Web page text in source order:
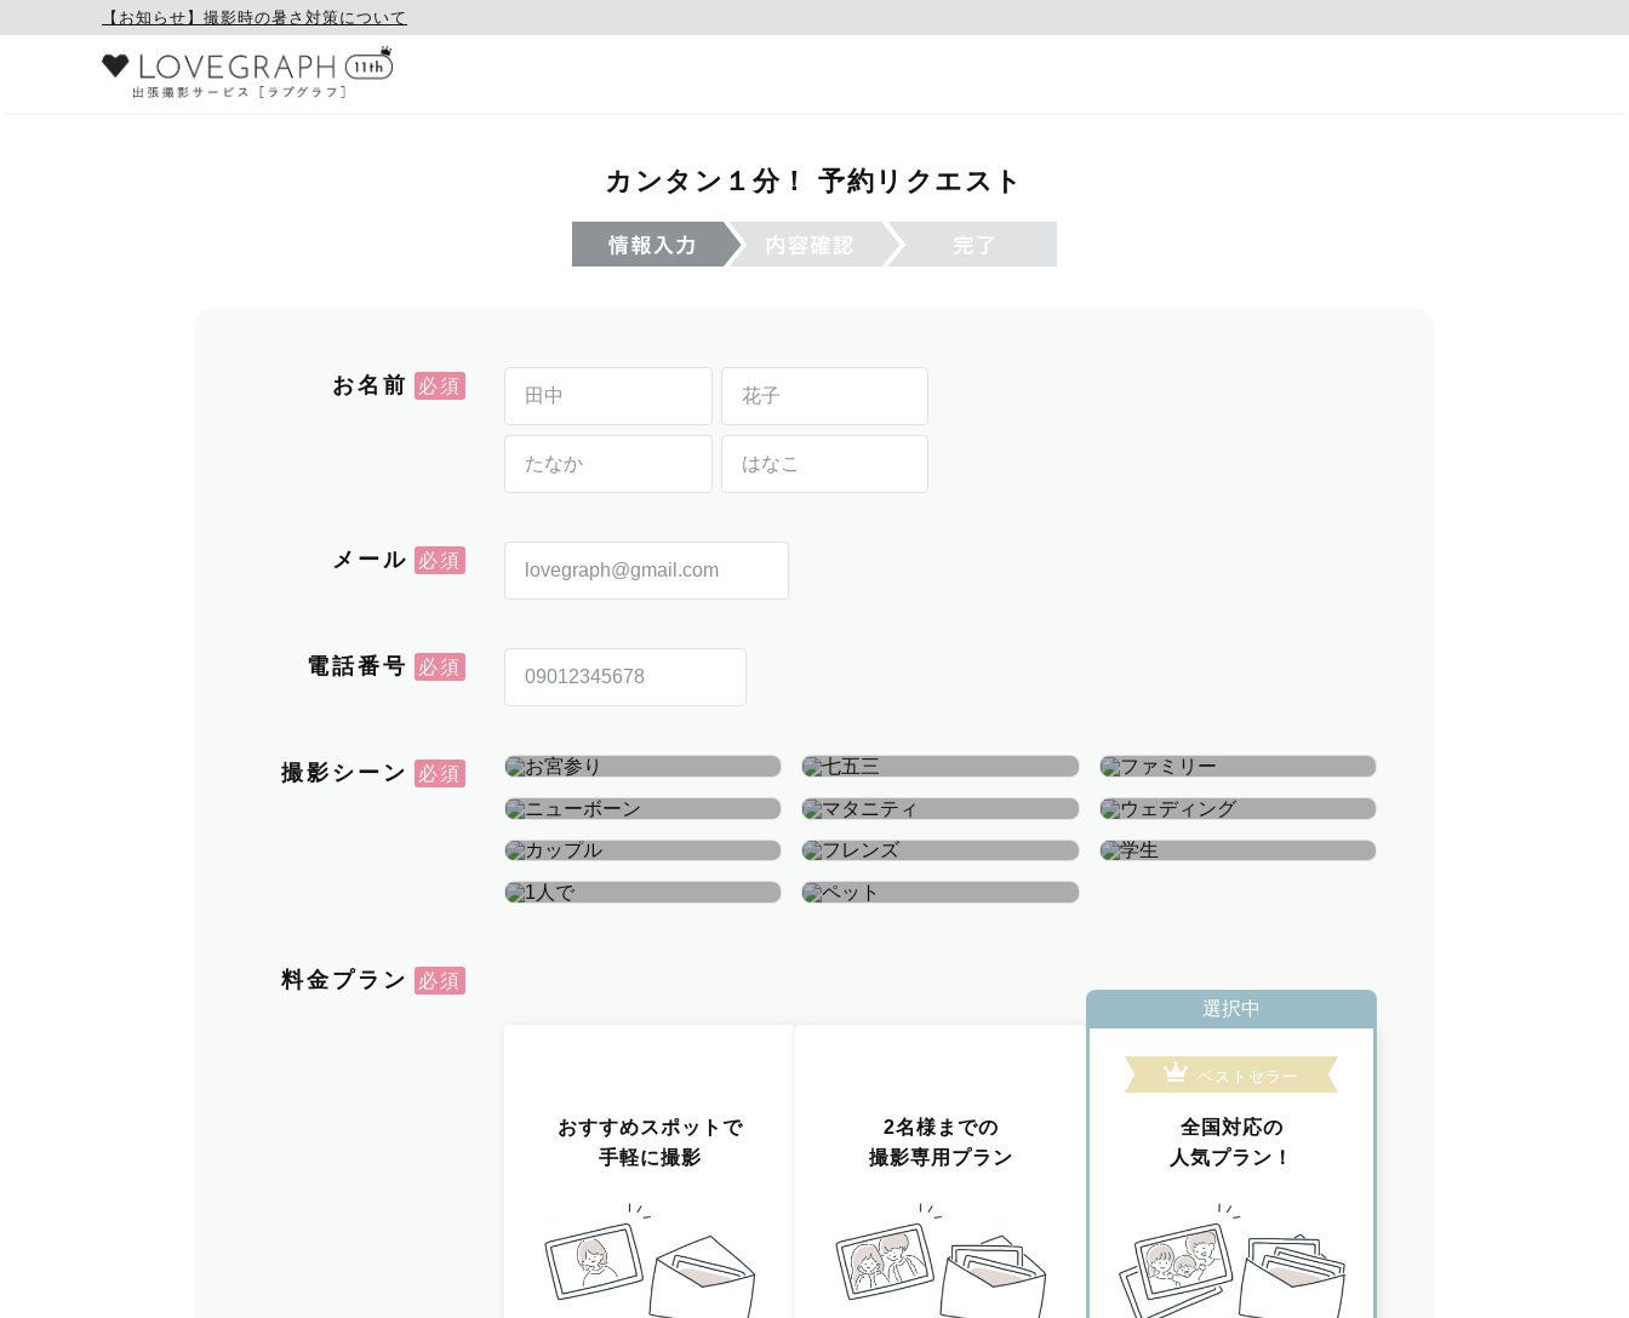
【お知らせ】撮影時の暑さ対策について
カンタン１分！ 予約リクエスト
お名前
メール
電話番号
撮影シーン
お宮参り・お食い初め
七五三
ファミリー
ニューボーン
マタニティ
ウェディング
料金プラン
おすすめスポットで
手軽に撮影
2名様までの
撮影専用プラン
選択中
ベストセラー
全国対応の
人気プラン！